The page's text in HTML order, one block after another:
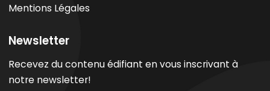
Mentions Légales
Newsletter
Recevez du contenu édifiant en vous inscrivant à
notre newsletter!